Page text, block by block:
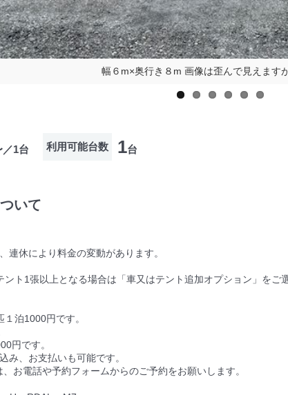
幅６m×奥行き８m 画像は歪んで見えます
／1台 利用可能台数 1台
いて
連休により料金の変動があります。
ント1張以上となる場合は「車又はテント追加オプション」を
１泊1000円です。
円です。
み、お支払いも可能です。
お電話や予約フォームからのご予約をお願いします。